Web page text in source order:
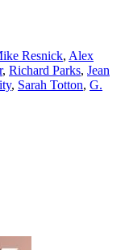
Resnick, Alex
, Richard Parks, Jean
, Sarah Totton, G.